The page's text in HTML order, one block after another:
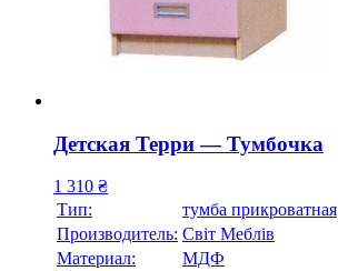
Детская Терри — Тумбочка
1 310 ₴
Тип:
тумба прикроватная
Производитель: Свiт Меблiв
Материал:
МДФ